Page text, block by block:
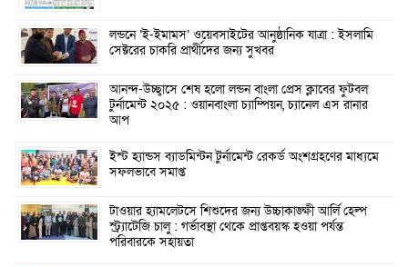
লন্ডনে ‘ই-ইমামস’ ওয়েবসাইটের আনুষ্ঠানিক যাত্রা : ইসলামি
সেক্টরের চাকরি প্রার্থীদের জন্য সুখবর
আনন্দ-উচ্ছ্বাসে শেষ হলো লন্ডন বাংলা প্রেস ক্লাবের ফুটবল
টুর্নামেন্ট ২০২৫ : ওয়ানবাংলা চ্যাম্পিয়ন, চ্যানেল এস রানার
আপ
ইস্ট হ্যান্ডস ব্যাডমিন্টন টুর্নামেন্ট রেকর্ড অংশগ্রহণের মাধ্যমে
সফলভাবে সমাপ্ত
টাওয়ার হ্যামলেটসে শিশুদের জন্য উচ্চাকাঙ্ক্ষী আর্লি হেল্প
স্ট্র্যাটেজি চালু : গর্ভাবস্থা থেকে প্রাপ্তবয়স্ক হওয়া পর্যন্ত
পরিবারকে সহায়তা